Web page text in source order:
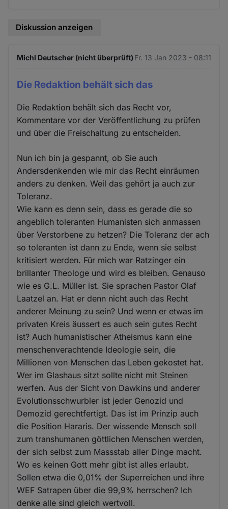
Diskussion anzeigen
Michl Deutscher (nicht überprüft) Fr. 13 Jan 2023 - 08:11
Die Redaktion behält sich das
Die Redaktion behält sich das Recht vor,
Kommentare vor der Veröffentlichung zu prüfen
und über die Freischaltung zu entscheiden.
Nun ich bin ja gespannt, ob Sie auch
Andersdenkenden wie mir das Recht einräumen
anders zu denken. Weil das gehört ja auch zur
Toleranz.
Wie kann es denn sein, dass es gerade die so
angeblich toleranten Humanisten sich anmassen
über Verstorbene zu hetzen? Die Toleranz der ach
so toleranten ist dann zu Ende, wenn sie selbst
kritisiert werden. Für mich war Ratzinger ein
brillanter Theologe und wird es bleiben. Genauso
wie es G.L. Müller ist. Sie sprachen Pastor Olaf
Laatzel an. Hat er denn nicht auch das Recht
anderer Meinung zu sein? Und wenn er etwas im
privaten Kreis äussert es auch sein gutes Recht
ist? Auch humanistischer Atheismus kann eine
menschenverachtende Ideologie sein, die
Millionen von Menschen das Leben gekostet hat.
Wer im Glashaus sitzt sollte nicht mit Steinen
werfen. Aus der Sicht von Dawkins und anderer
Evolutionsschwurbler ist jeder Genozid und
Demozid gerechtfertigt. Das ist im Prinzip auch
die Position Hararis. Der wissende Mensch soll
zum transhumanen göttlichen Menschen werden,
der sich selbst zum Massstab aller Dinge macht.
Wo es keinen Gott mehr gibt ist alles erlaubt.
Sollen etwa die 0,01% der Superreichen und ihre
WEF Satrapen über die 99,9% herrschen? Ich
denke alle sind gleich wertvoll.